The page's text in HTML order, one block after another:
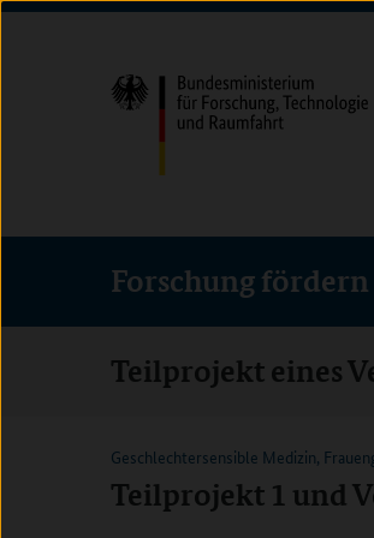
Direkt
(Eingabetaste)
Direkt
(Eingabetaste)
Direkt
(Eingabetaste)
Forschung fördern
Teilprojekt eines
Geschlechtersensible Medizin,
Teilprojekt 1 und